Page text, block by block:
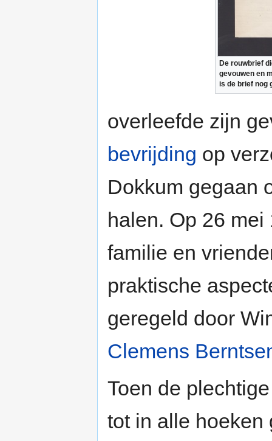
De rouwbrief
gevouwen en
is de brief nog
overleefde zijn
bevrijding op
Dokkum gegaan
halen. Op 26
familie en
praktische
geregeld door
Clemens
Toen de
tot in alle hoeken